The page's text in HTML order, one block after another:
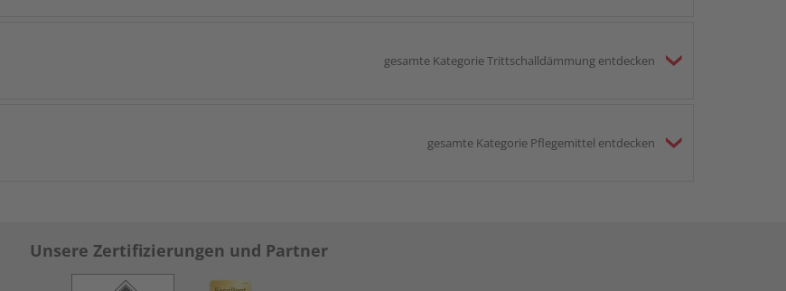
gesamte Kategorie Trittschalldämmung entdecken
gesamte Kategorie Pflegemittel entdecken
Unsere Zertifizierungen und Partner